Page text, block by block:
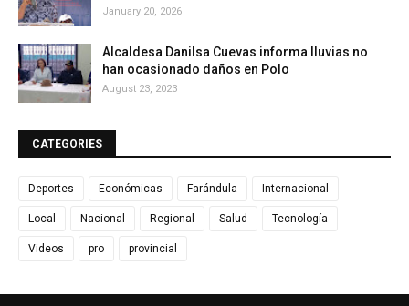
January 20, 2026
Alcaldesa Danilsa Cuevas informa lluvias no
han ocasionado daños en Polo
August 23, 2023
CATEGORIES
Deportes Económicas Farándula Internacional
Local Nacional Regional Salud Tecnología
Videos pro provincial